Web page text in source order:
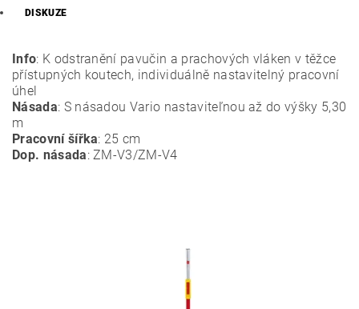
DISKUZE
Info: K odstranění pavučin a prachových vláken v těžce
přístupných koutech, individuálně nastavitelný pracovní
úhel
Násada: S násadou Vario nastaviteľnou až do výšky 5,30
m
Pracovní šířka: 25 cm
Dop. násada: ZM-V3/ZM-V4